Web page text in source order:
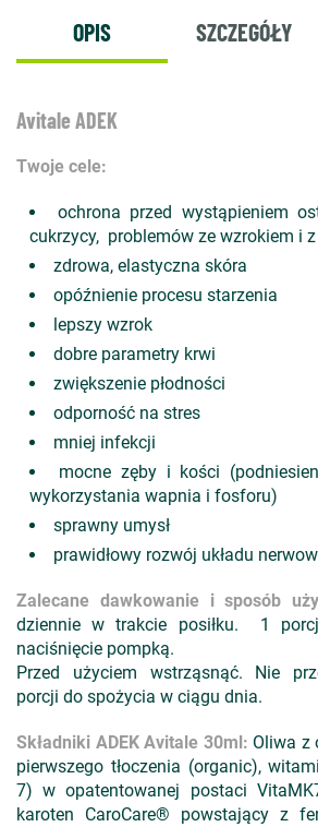
OPIS SZCZEGÓŁY
Avitale ADEK
Twoje cele:
ochrona przed wystąpieniem
cukrzycy, problemów ze wzrokiem i z
zdrowa, elastyczna skóra
opóźnienie procesu starzenia
lepszy wzrok
dobre parametry krwi
zwiększenie płodności
odporność na stres
mniej infekcji
mocne zęby i kości
wykorzystania wapnia i fosforu)
sprawny umysł
prawidłowy rozwój układu
Zalecane dawkowanie i sposób
dziennie w trakcie posiłku. 1
naciśnięcie pompką.
Przed użyciem wstrząsnąć. Nie
porcji do spożycia w ciągu dnia.
Składniki ADEK Avitale 30ml: Oliwa z
pierwszego tłoczenia (organic),
7) w opatentowanej postaci
karoten CaroCare® powstający z